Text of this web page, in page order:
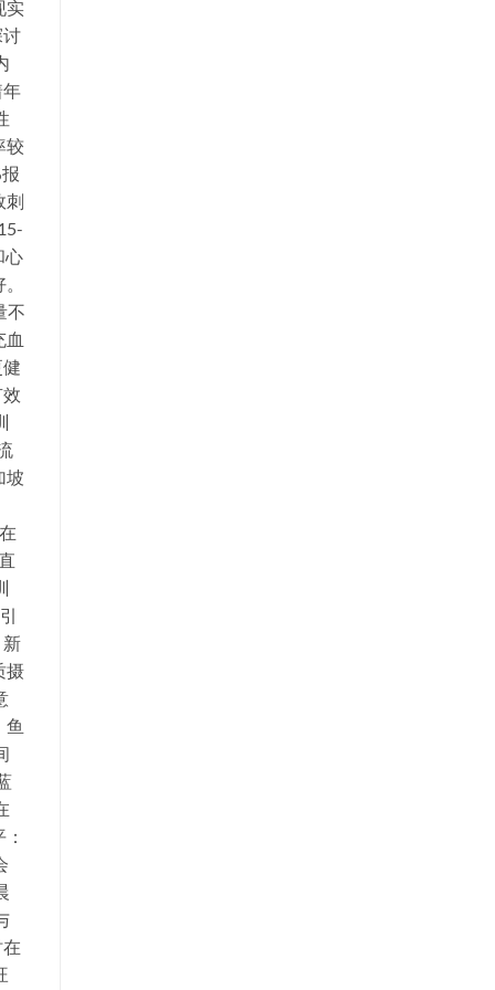
实
较
刺
心
不
坡
摄